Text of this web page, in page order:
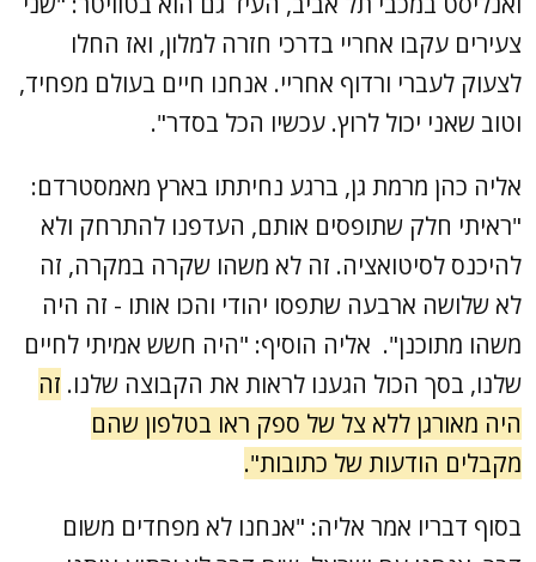
צעירים עקבו אחריי בדרכי חזרה למלון, ואז החלו
לצעוק לעברי ורדוף אחריי. אנחנו חיים בעולם מפחיד,
וטוב שאני יכול לרוץ. עכשיו הכל בסדר".
אליה כהן מרמת גן, ברגע נחיתתו בארץ מאמסטרדם:
"ראיתי חלק שתופסים אותם, העדפנו להתרחק ולא
להיכנס לסיטואציה. זה לא משהו שקרה במקרה, זה
לא שלושה ארבעה שתפסו יהודי והכו אותו - זה היה
משהו מתוכנן". אליה הוסיף: "היה חשש אמיתי לחיים
שלנו, בסך הכול הגענו לראות את הקבוצה שלנו. זה
היה מאורגן ללא צל של ספק ראו בטלפון שהם
מקבלים הודעות של כתובות".
בסוף דבריו אמר אליה: "אנחנו לא מפחדים משום